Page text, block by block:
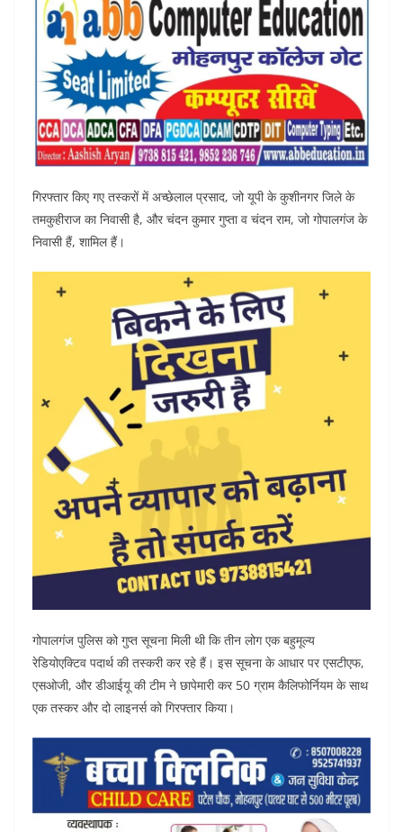
गिरफ्तार किए गए तस्करों में अच्छेलाल प्रसाद, जो यूपी के कुशीनगर जिले के
तमकुहीराज का निवासी है, और चंदन कुमार गुप्ता व चंदन राम, जो गोपालगंज के
निवासी हैं, शामिल हैं।
गोपालगंज पुलिस को गुप्त सूचना मिली थी कि तीन लोग एक बहुमूल्य
रेडियोएक्टिव पदार्थ की तस्करी कर रहे हैं। इस सूचना के आधार पर एसटीएफ,
एसओजी, और डीआईयू की टीम ने छापेमारी कर 50 ग्राम कैलिफोर्नियम के साथ
एक तस्कर और दो लाइनर्स को गिरफ्तार किया।